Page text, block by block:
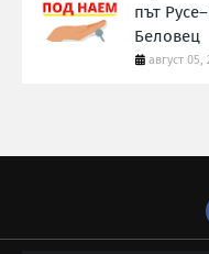
път
Беловец
август 05,